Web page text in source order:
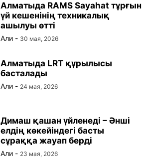
Алматыда RAMS Sayahat тұрғын
үй кешенінің техникалық
ашылуы өтті
Али - 30 мая, 2026
Алматыда LRT құрылысы
басталады
Али - 24 мая, 2026
Димаш қашан үйленеді – Әнші
елдің көкейіндегі басты
сұраққа жауап берді
Али - 23 мая, 2026